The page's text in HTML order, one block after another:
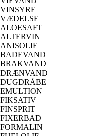
VINSYRE
VÆDELSE
ALOESAFT
ALTERVIN
ANISOLIE
BADEVAND
BRAKVAND
DRÆNVAND
DUGDRÅBE
EMULTION
FIKSATIV
FINSPRIT
FIXERBAD
FORMALIN